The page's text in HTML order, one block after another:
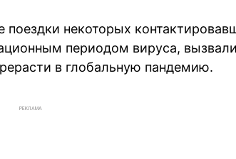
некоторых
периодом вируса, вызвали
в глобальную пандемию.
РЕКЛАМА